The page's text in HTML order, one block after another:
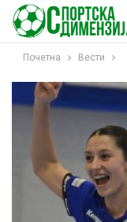
Почетна Вести